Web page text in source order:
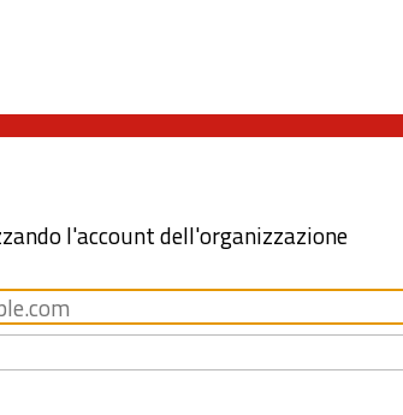
l'account dell'organizzazione